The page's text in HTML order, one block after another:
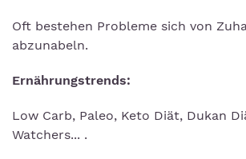
Oft bestehen Probleme sich von
abzunabeln.
Ernährungstrends:
Low Carb, Paleo, Keto Diät, Dukan
Watchers... .